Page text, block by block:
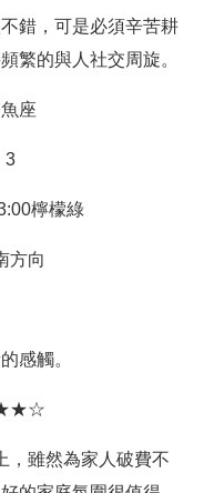
錯，可是必須辛苦耕
繁的與人社交周旋。
座
3
檸檬綠
方向
感觸。
，雖然為家人破費不